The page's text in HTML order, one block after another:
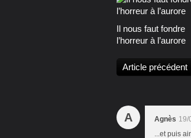
Il nous faut fondre
l’horreur à l’aurore
Article précédent
A Agnès 19/
...et puis